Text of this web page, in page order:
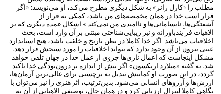
مطلب را «کارل رانر» به شکل دیگری مطرح می‌کند، او می‌نویسد: «اگر
قرار است خدا در همان مخمصه‌های من باشد، کمکی به فرار از
آشفتگی‌ها، نابسامانی‌ها و ناامیدی من نمی‌کند.» اشکال عمده‌ دیگری که بر
الاهیات فرآیندباورانه و نیز زیبایی‌شناختی مبتنی بر آن وارد است، بحث
اخلاقیات می‌باشد. اگر خدا کاملا در بطن تاریخ و خلقت باشد، هیچ استاندارد
عینی بیرون از آن وجود ندارد که بتواند اخلاقیات را مورد سنجش قرار دهد.
مشکل اینجاست که اعمال نازی‌ها جزوی از عمل خدا در جهان تلقی خواهد
شد. به گفته «میلارد اریکسون» اگر بیش از اندازه بر درون‌بودگی خدا تاکید
گردد، در این صورت او کمابیش تبدیل به برچسبی برای عالی‌ترین آرمان‌ها،
ارزش‌ها و آرزوهای انسانی می‌شود. بدین‌ترتیب، اثر هنری را نیز می‌توان با
نگاهی کاملا لیبرال ارزیابی کرد و در همان حال، توصیفی الاهیاتی از آن به